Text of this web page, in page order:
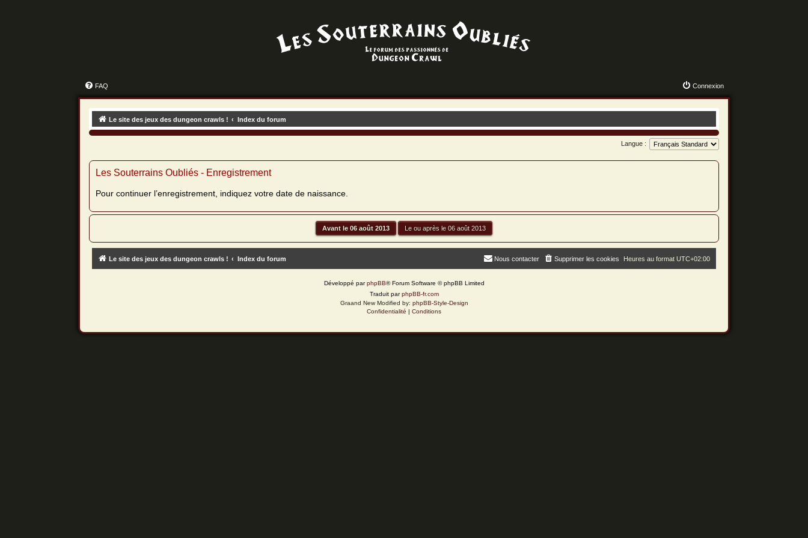
FAQ Connexion
Le site des jeux des dungeon crawls ! Index du forum
Langue :
Les Souterrains Oubliés - Enregistrement
Pour continuer l’enregistrement, indiquez votre date de naissance.
Le site des jeux des dungeon crawls ! Index du forum Heures au formatUTC+02:00
Supprimer les cookies
Nous contacter
Développé parphpBB® Forum Software © phpBB Limited
Traduit parphpBB-fr.com
Graand New Modified by: phpBB-Style-Design
Confidentialité | Conditions